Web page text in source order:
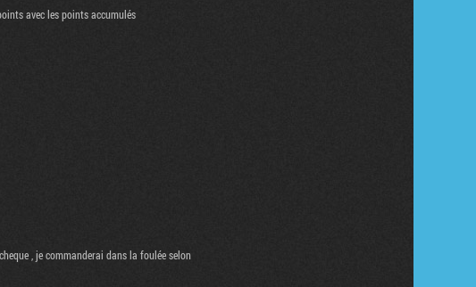
avec les points accumulés
, je commanderai dans la foulée selon